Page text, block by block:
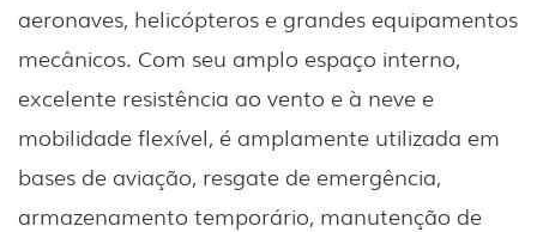
aeronaves, helicópteros e grandes equipamentos
mecânicos. Com seu amplo espaço interno,
excelente resistência ao vento e à neve e
mobilidade flexível, é amplamente utilizada em
bases de aviação, resgate de emergência,
armazenamento temporário, manutenção de